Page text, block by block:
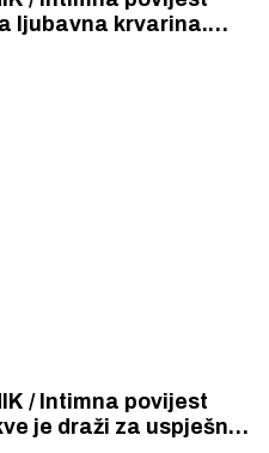
ljubavna krvarina.
u očaj
je draži za uspješno